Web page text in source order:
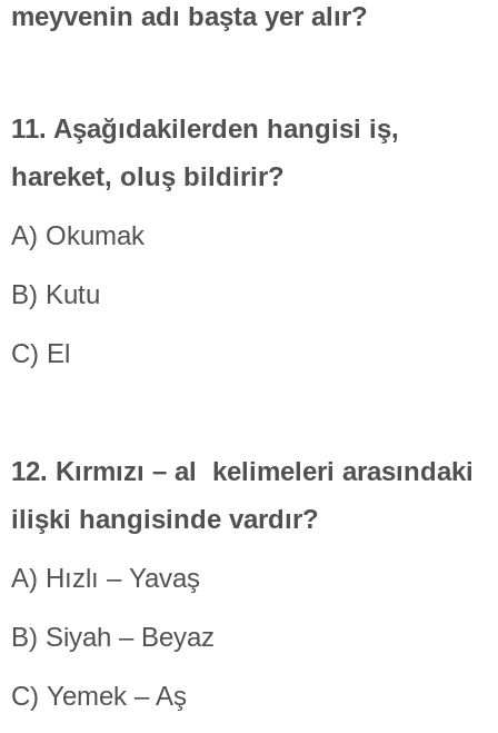
meyvenin adı başta yer alır?
11. Aşağıdakilerden hangisi iş,
hareket, oluş bildirir?
A) Okumak
B) Kutu
C) El
12. Kırmızı – al kelimeleri arasındaki
ilişki hangisinde vardır?
A) Hızlı – Yavaş
B) Siyah – Beyaz
C) Yemek – Aş